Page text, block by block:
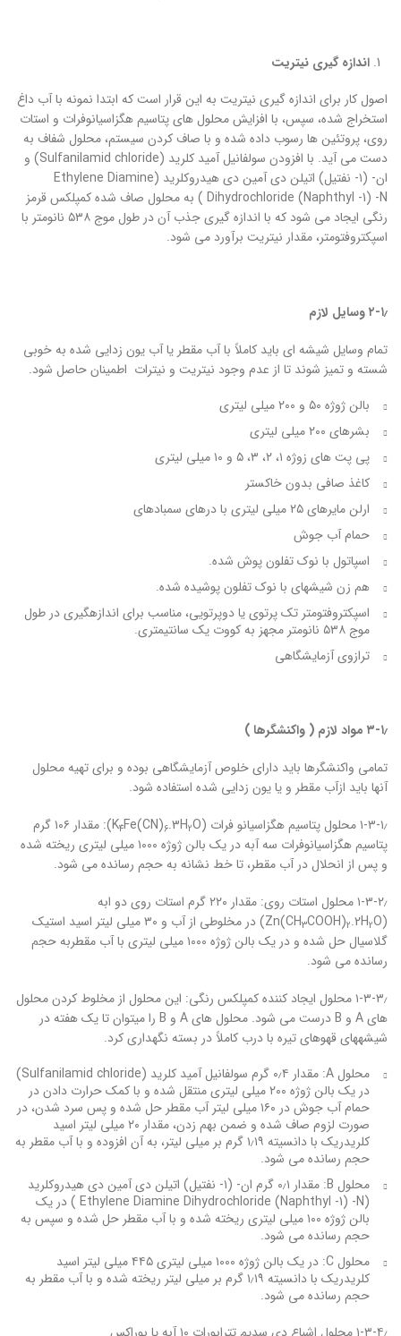
اندازه گیری نیتریت
اصول کار برای اندازه گیری نیتریت به این قرار است که ابتدا نمونه با آب داغ
استخراج شده، سپس، با افزایش محلول‏ های پتاسیم هگزاسیانوفرات و استات
روی، پروتئین ها رسوب داده شده و با صاف کردن سیستم، محلول شفاف به
دست می آید. با افزودن سولفانیل آمید کلرید (Sulfanilamid chloride) و
ان- (۱- نفتیل) اتیلن دی آمین دی هیدروکلرید (Ethylene Diamine
Dihydrochloride (Naphthyl -1) -N ) به محلول صاف شده کمپلکس قرمز
رنگی ایجاد می شود که با اندازه گیری جذب آن در طول موج ۵۳۸ نانومتر با
اسپکتروفتومتر، مقدار نیتریت برآورد می شود.
۲-۱٫ وسایل لازم
تمام وسایل شیشه ای باید کاملاً با آب مقطر یا آب یون زدایی شده به خوبی
شسته و تمیز شوند تا از عدم وجود نیتریت و نیترات اطمینان حاصل شود.
بالن‏ ژوژه ۵۰ و ۲۰۰ میلی لیتری
بشرهای ۲۰۰ میلی لیتری
پی پت های زوژه ۱، ۲، ۳، ۵ و ۱۰ میلی لیتری
کاغذ صافی بدون خاکستر
ارلن مایرهای ۲۵ میلی لیتری با درهای سمباده‏ای
حمام آب جوش
اسپاتول با نوک تفلون پوش شده.
هم زن شیشه‏ای با نوک تفلون پوشیده شده.
اسپکتروفتومتر تک پرتوی یا دوپرتویی، مناسب برای اندازه‏گیری در طول
موج ۵۳۸ نانومتر مجهز به کووت یک سانتیمتری.
ترازوی آزمایشگاهی
۳-۱٫ مواد لازم ( واکنشگرها )
تمامی واکنشگرها باید دارای خلوص آزمایشگاهی بوده و برای تهیه محلول
آنها باید ازآب مقطر و یا یون زدایی شده استفاده شود.
۱-۳-۱٫ محلول پتاسیم هگزاسیانو فرات (K
4Fe(CN)6.3H2
O): مقدار ۱۰۶ گرم
پتاسیم هگزاسیانوفرات سه آبه در یک بالن ژوژه ۱۰۰۰ میلی لیتری ریخته شده
و پس از انحلال در آب مقطر، تا خط نشانه به حجم رسانده می شود.
۱-۳-۲٫ محلول استات روی: مقدار ۲۲۰ گرم استات روی دو ابه
(Zn(CH
3COOH)2.2H2
O) در مخلوطی از آب و ۳۰ میلی لیتر اسید استیک
گلاسیال حل شده و در یک بالن ژوژه ۱۰۰۰ میلی لیتری با آب مقطربه حجم
رسانده می شود.
۱-۳-۳٫ محلول ایجاد کننده کمپلکس رنگی: این محلول از مخلوط کردن محلول
های A و B درست می شود. محلول های A و B را می‏توان تا یک هفته در
شیشه‏های قهوه‏ای تیره با درب کاملاً در بسته نگهداری کرد.
محلول A: مقدار ۰٫۴ گرم سولفانیل آمید کلرید (Sulfanilamid chloride)
در یک بالن ژوژه ۲۰۰ میلی لیتری منتقل شده و با کمک حرارت دادن در
حمام آب جوش در ۱۶۰ میلی لیتر آب مقطر حل شده و پس سرد شدن، در
صورت لزوم صاف شده و ضمن بهم زدن، مقدار ۲۰ میلی لیتر اسید
کلریدریک با دانسیته ۱٫۱۹ گرم بر میلی لیتر، به آن افزوده و با آب مقطر به
حجم رسانده می شود.
محلول B: مقدار ۰٫۱ گرم ان- (۱- نفتیل) اتیلن دی آمین دی هیدروکلرید
(Ethylene Diamine Dihydrochloride (Naphthyl -1) -N ) در یک
بالن ژوژه ۱۰۰ میلی لیتری ریخته شده و با آب مقطر حل شده و سپس به
حجم رسانده می شود.
محلول C: در یک بالن ژوژه ۱۰۰۰ میلی لیتری ۴۴۵ میلی لیتر اسید
کلریدریک با دانسیته ۱٫۱۹ گرم بر میلی لیتر ریخته شده و با آب مقطر به
حجم رسانده می شود.